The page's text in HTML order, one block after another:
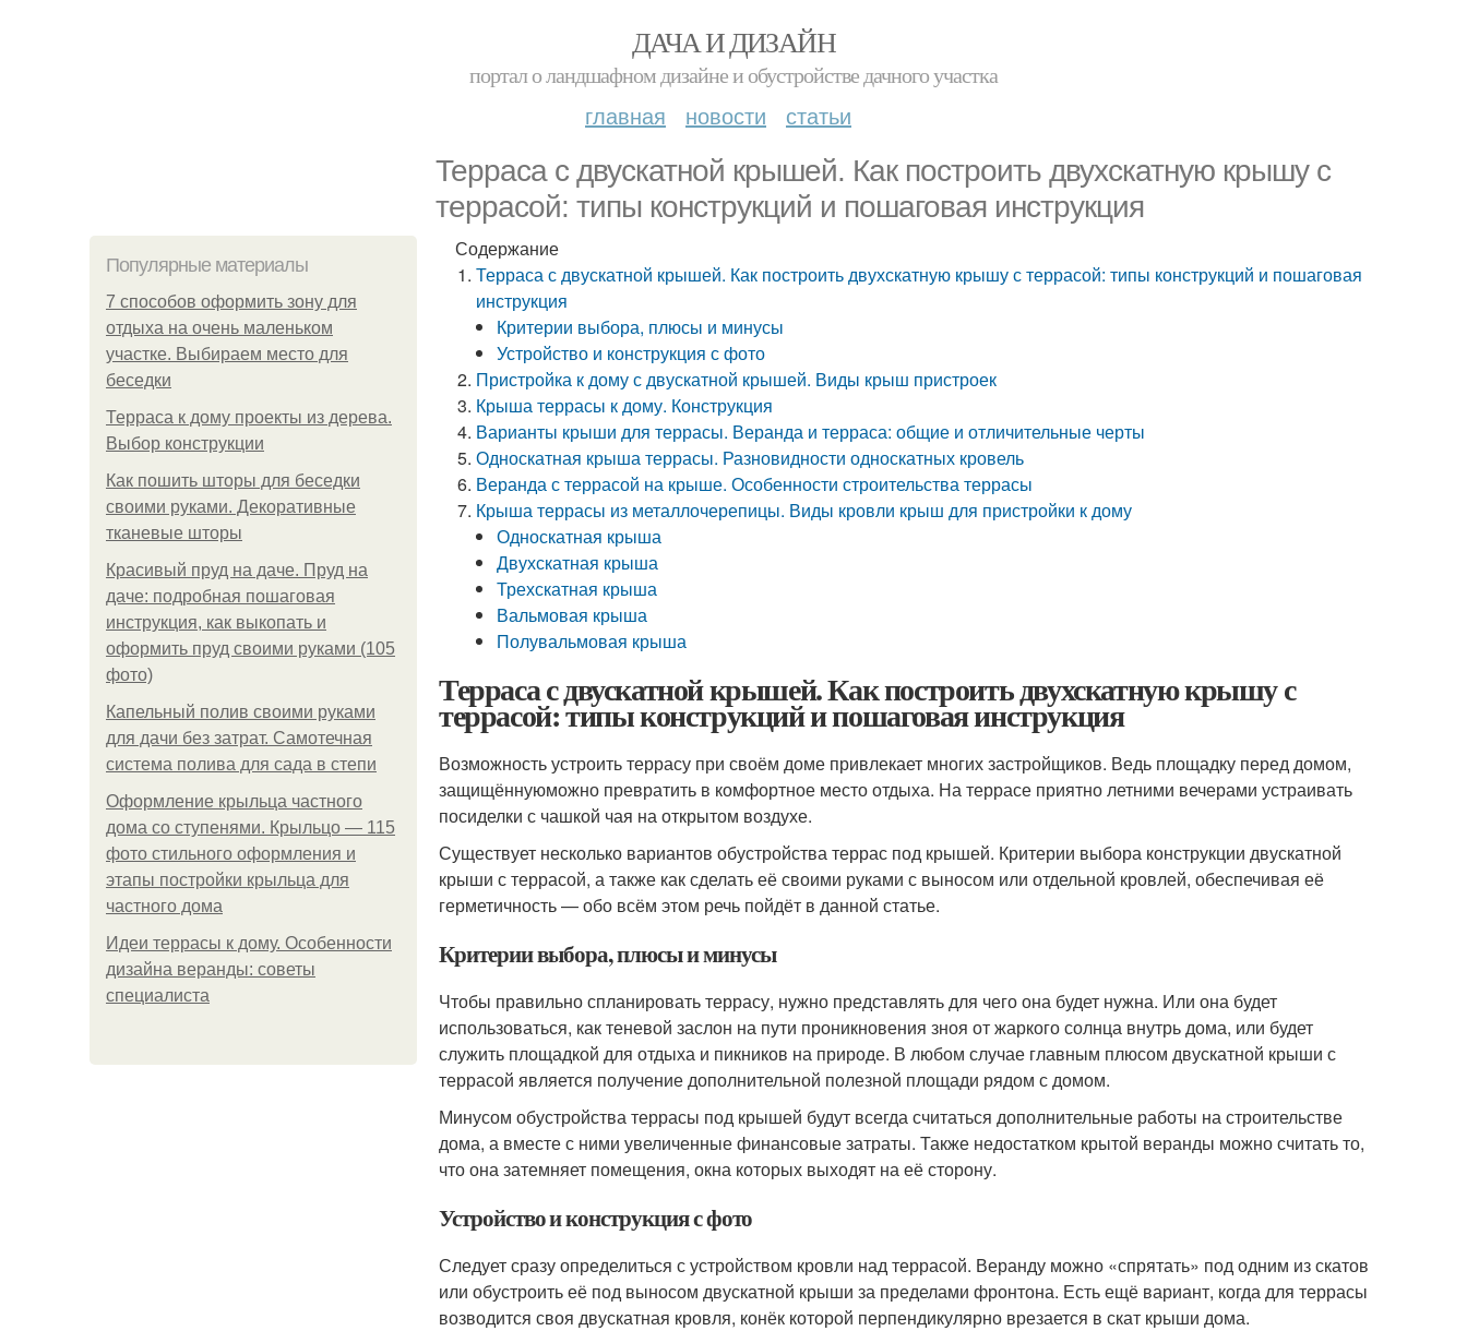
ДАЧА И ДИЗАЙН
портал о ландшафном дизайне и обустройстве дачного участка
главная новости статьи
Терраса с двускатной крышей. Как построить двухскатную крышу с
террасой: типы конструкций и пошаговая инструкция
Популярные материалы
7 способов оформить зону для
отдыха на очень маленьком
участке. Выбираем место для
беседки
Терраса к дому проекты из дерева.
Выбор конструкции
Как пошить шторы для беседки
своими руками. Декоративные
тканевые шторы
Красивый пруд на даче. Пруд на
даче: подробная пошаговая
инструкция, как выкопать и
оформить пруд своими руками (105
фото)
Капельный полив своими руками
для дачи без затрат. Самотечная
система полива для сада в степи
Оформление крыльца частного
дома со ступенями. Крыльцо — 115
фото стильного оформления и
этапы постройки крыльца для
частного дома
Идеи террасы к дому. Особенности
дизайна веранды: советы
специалиста
Содержание
Терраса с двускатной крышей. Как построить двухскатную крышу с террасой: типы конструкций и пошаговая
инструкция
Критерии выбора, плюсы и минусы
Устройство и конструкция с фото
Пристройка к дому с двускатной крышей. Виды крыш пристроек
Крыша террасы к дому. Конструкция
Варианты крыши для террасы. Веранда и терраса: общие и отличительные черты
Односкатная крыша террасы. Разновидности односкатных кровель
Веранда с террасой на крыше. Особенности строительства террасы
Крыша террасы из металлочерепицы. Виды кровли крыш для пристройки к дому
Односкатная крыша
Двухскатная крыша
Трехскатная крыша
Вальмовая крыша
Полувальмовая крыша
Терраса с двускатной крышей. Как построить двухскатную крышу с
террасой: типы конструкций и пошаговая инструкция
Возможность устроить террасу при своём доме привлекает многих застройщиков. Ведь площадку перед домом,
защищённуюможно превратить в комфортное место отдыха. На террасе приятно летними вечерами устраивать
посиделки с чашкой чая на открытом воздухе.
Существует несколько вариантов обустройства террас под крышей. Критерии выбора конструкции двускатной
крыши с террасой, а также как сделать её своими руками с выносом или отдельной кровлей, обеспечивая её
герметичность — обо всём этом речь пойдёт в данной статье.
Критерии выбора, плюсы и минусы
Чтобы правильно спланировать террасу, нужно представлять для чего она будет нужна. Или она будет
использоваться, как теневой заслон на пути проникновения зноя от жаркого солнца внутрь дома, или будет
служить площадкой для отдыха и пикников на природе. В любом случае главным плюсом двускатной крыши с
террасой является получение дополнительной полезной площади рядом с домом.
Минусом обустройства террасы под крышей будут всегда считаться дополнительные работы на строительстве
дома, а вместе с ними увеличенные финансовые затраты. Также недостатком крытой веранды можно считать то,
что она затемняет помещения, окна которых выходят на её сторону.
Устройство и конструкция с фото
Следует сразу определиться с устройством кровли над террасой. Веранду можно «спрятать» под одним из скатов
или обустроить её под выносом двускатной крыши за пределами фронтона. Есть ещё вариант, когда для террасы
возводится своя двускатная кровля, конёк которой перпендикулярно врезается в скат крыши дома.